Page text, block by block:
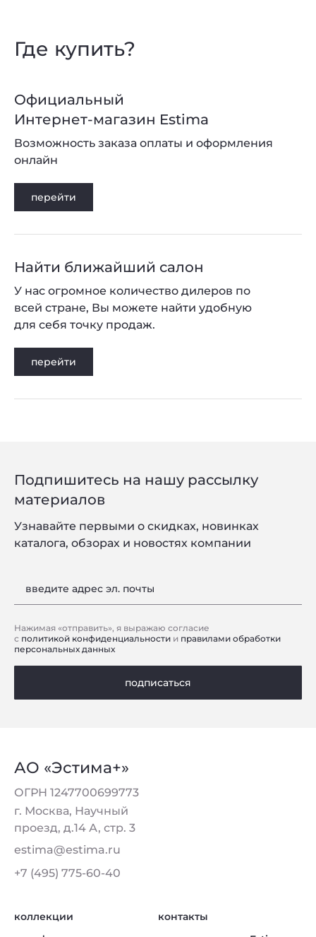
Где купить?
Официальный
Интернет-магазин Estima
перейти
Возможность заказа оплаты и оформления
онлайн
Найти ближайший салон
перейти
У нас огромное количество дилеров по
всей стране, Вы можете найти удобную
для себя точку продаж.
Подпишитесь на нашу рассылку
материалов
Узнавайте первыми о скидках, новинках
каталога, обзорах и новостях компании
введите адрес эл. почты
Нажимая «отправить», я выражаю согласие
с политикой конфиденциальности и правилами обработки
персональных данных
подписаться
АО «Эстима+»
ОГРН 1247700699773
г. Москва, Научный
проезд, д.14 А, стр. 3
estima@estima.ru
+7 (495) 775-60-40
коллекции
контакты